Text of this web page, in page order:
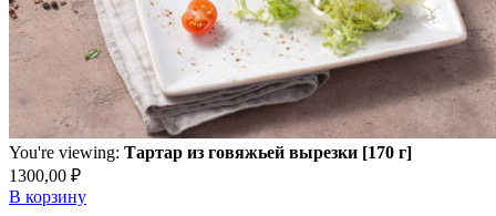
You're viewing: Тартар из говяжьей вырезки [170 г]
1300,00 ₽
В корзину